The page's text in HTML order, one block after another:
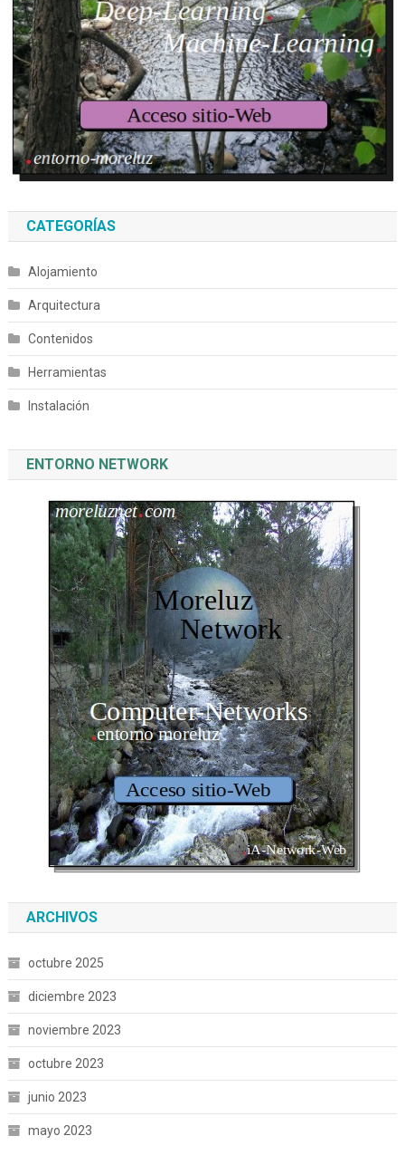
CATEGORÍAS
Alojamiento
Arquitectura
Contenidos
Herramientas
Instalación
ENTORNO NETWORK
ARCHIVOS
octubre 2025
diciembre 2023
noviembre 2023
octubre 2023
junio 2023
mayo 2023